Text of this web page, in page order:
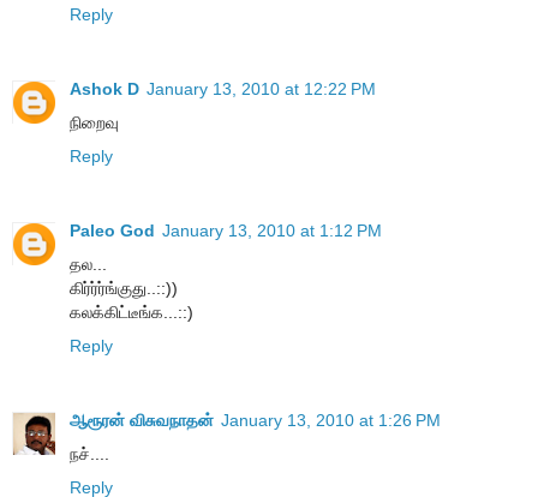
Reply
Ashok D January 13, 2010 at 12:22 PM
நிறைவு
Reply
Paleo God January 13, 2010 at 1:12 PM
தல...
கிர்ர்ர்ங்குது..::))
கலக்கிட்டீங்க...::)
Reply
ஆரூரன் விசுவநாதன் January 13, 2010 at 1:26 PM
நச்....
Reply